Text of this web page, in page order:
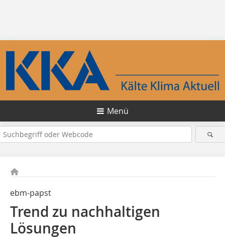
Menü
ebm-papst
Trend zu nachhaltigen
Lösungen